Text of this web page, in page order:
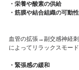
・栄養や酸素の供給
・筋膜や結合組織の可動
血管の拡張→副交感神経
によってリラックスモー
・緊張感の緩和